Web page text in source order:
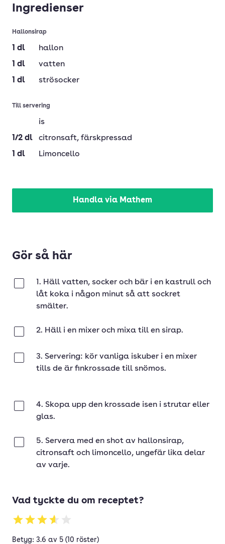
Ingredienser
Hallonsirap
1 dl
hallon
1 dl
vatten
1 dl strösocker
Till servering
is
1/2 dl citronsaft, färskpressad
1 dl Limoncello
Handla via Mathem
Gör så här
1. Häll vatten, socker och bär i en kastrull och
låt koka i någon minut så att sockret
smälter.
2. Häll i en mixer och mixa till en sirap.
3. Servering: kör vanliga iskuber i en mixer
tills de är finkrossade till snömos.
4. Skopa upp den krossade isen i strutar eller
glas.
5. Servera med en shot av hallonsirap,
citronsaft och limoncello, ungefär lika delar
av varje.
Vad tyckte du om receptet?
Betyg: 3.6 av 5 (10 röster)